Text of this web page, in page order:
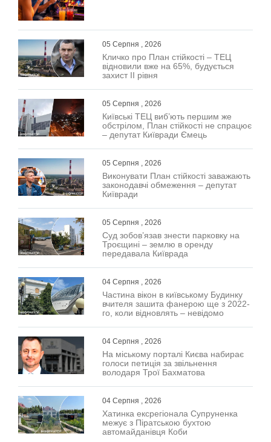
05 Серпня , 2026
Кличко про План стійкості – ТЕЦ
відновили вже на 65%, будується
захист ІІ рівня
05 Серпня , 2026
Київські ТЕЦ виб’ють першим же
обстрілом, План стійкості не спрацює
– депутат Київради Ємець
05 Серпня , 2026
Виконувати План стійкості заважають
законодавчі обмеження – депутат
Київради
05 Серпня , 2026
Суд зобов’язав знести парковку на
Троєщині – землю в оренду
передавала Київрада
04 Серпня , 2026
Частина вікон в київському Будинку
вчителя зашита фанерою ще з 2022-
го, коли відновлять – невідомо
04 Серпня , 2026
На міському порталі Києва набирає
голоси петиція за звільнення
володаря Трої Бахматова
04 Серпня , 2026
Хатинка ексрегіонала Супруненка
межує з Піратською бухтою
автомайданівця Коби